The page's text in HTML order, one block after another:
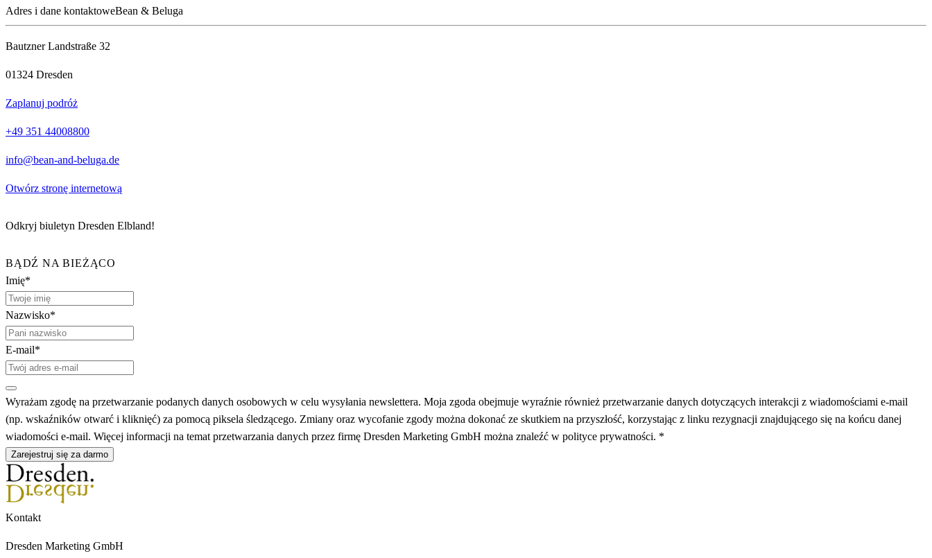
Adres i dane kontaktoweBean & Beluga
Bautzner Landstraße 32
01324 Dresden
Zaplanuj podróż
+49 351 44008800
info@bean-and-beluga.de
Otwórz stronę internetową
Odkryj biuletyn Dresden Elbland!
BĄDŹ NA BIEŻĄCO
Imię*
Nazwisko*
E-mail*
Wyrażam zgodę na przetwarzanie podanych danych osobowych w celu wysyłania newslettera. Moja zgoda obejmuje wyraźnie również przetwarzanie danych dotyczących interakcji z wiadomościami e-mail
(np. wskaźników otwarć i kliknięć) za pomocą piksela śledzącego. Zmiany oraz wycofanie zgody można dokonać ze skutkiem na przyszłość, korzystając z linku rezygnacji znajdującego się na końcu danej
wiadomości e-mail. Więcej informacji na temat przetwarzania danych przez firmę Dresden Marketing GmbH można znaleźć w polityce prywatności. *
Zarejestruj się za darmo
Kontakt
Dresden Marketing GmbH